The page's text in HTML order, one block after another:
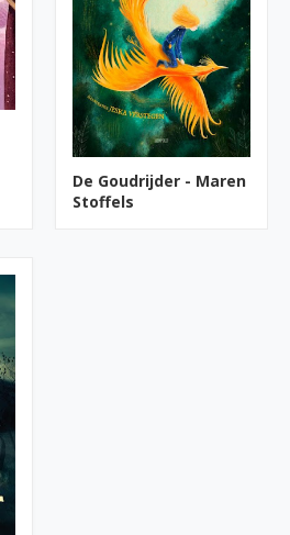
De Goudrijder - Maren
Stoffels